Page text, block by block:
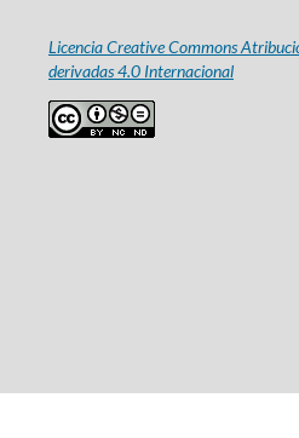
Licencia Creative Commons
derivadas 4.0 Internacional